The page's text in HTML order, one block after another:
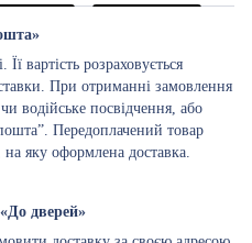
вартість розраховується
При отриманні замовлення
водійське посвідчення, або
Передоплачений товар
яку оформлена доставка.
дверей»